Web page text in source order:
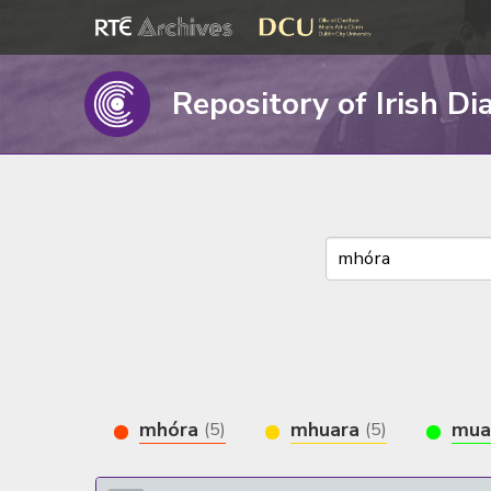
Repository of Irish
mhóra (5) mhuara (5)